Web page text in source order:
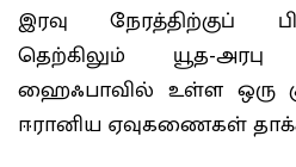
இரவு நேரத்திற்குப்
தெற்கிலும் யூத-
ஹைஃபாவில் உள்ள ஒரு
ஈரானிய ஏவுகணைகள்